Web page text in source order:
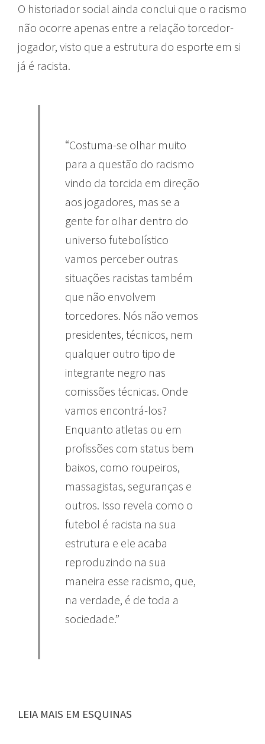
O historiador social ainda conclui que o racismo
não ocorre apenas entre a relação torcedor-
jogador, visto que a estrutura do esporte em si
já é racista.
“Costuma-se olhar muito
para a questão do racismo
vindo da torcida em direção
aos jogadores, mas se a
gente for olhar dentro do
universo futebolístico
vamos perceber outras
situações racistas também
que não envolvem
torcedores. Nós não vemos
presidentes, técnicos, nem
qualquer outro tipo de
integrante negro nas
comissões técnicas. Onde
vamos encontrá-los?
Enquanto atletas ou em
profissões com status bem
baixos, como roupeiros,
massagistas, seguranças e
outros. Isso revela como o
futebol é racista na sua
estrutura e ele acaba
reproduzindo na sua
maneira esse racismo, que,
na verdade, é de toda a
sociedade.”
LEIA MAIS EM ESQUINAS